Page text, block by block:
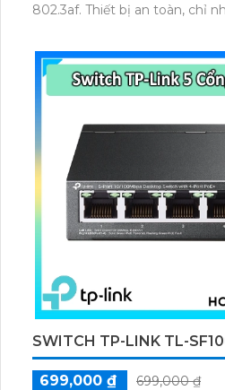
802.3af. Thiết bị an toàn, chỉ
UL/cUL và GS, đảm bảo cung
các thiết bị Wi-Fi.
SWITCH TP-LINK TL-
699,000 ₫
699,000 ₫